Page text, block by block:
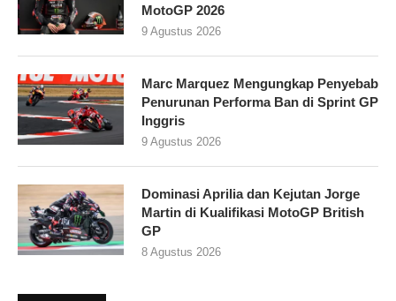
MotoGP 2026
9 Agustus 2026
Marc Marquez Mengungkap Penyebab
Penurunan Performa Ban di Sprint GP
Inggris
9 Agustus 2026
Dominasi Aprilia dan Kejutan Jorge
Martin di Kualifikasi MotoGP British
GP
8 Agustus 2026